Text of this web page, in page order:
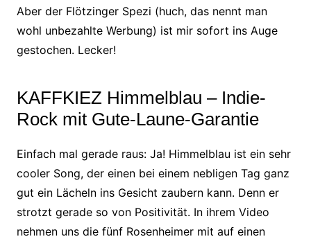
Aber der Flötzinger Spezi (huch, das nennt man
wohl unbezahlte Werbung) ist mir sofort ins Auge
gestochen. Lecker!
KAFFKIEZ Himmelblau – Indie-
Rock mit Gute-Laune-Garantie
Einfach mal gerade raus: Ja! Himmelblau ist ein sehr
cooler Song, der einen bei einem nebligen Tag ganz
gut ein Lächeln ins Gesicht zaubern kann. Denn er
strotzt gerade so von Positivität. In ihrem Video
nehmen uns die fünf Rosenheimer mit auf einen